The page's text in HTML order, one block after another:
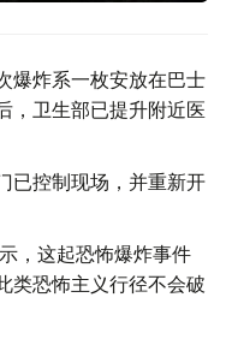
爆炸系一枚安放在巴士
，卫生部已提升附近医
已控制现场，并重新开
，这起恐怖爆炸事件
类恐怖主义行径不会破